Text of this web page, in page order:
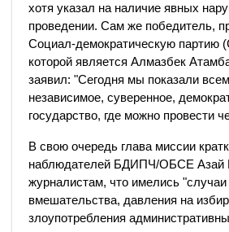
хотя указал на наличие явных
проведении. Сам же победитель,
Социал-демократическую партию
которой является Алмазбек
заявил: "Сегодня мы показали
независимое, суверенное,
государство, где можно провести
В свою очередь глава миссии
наблюдателей БДИПЧ/ОБСЕ Азай
журналистам, что имелись
вмешательства, давления на
злоупотребления